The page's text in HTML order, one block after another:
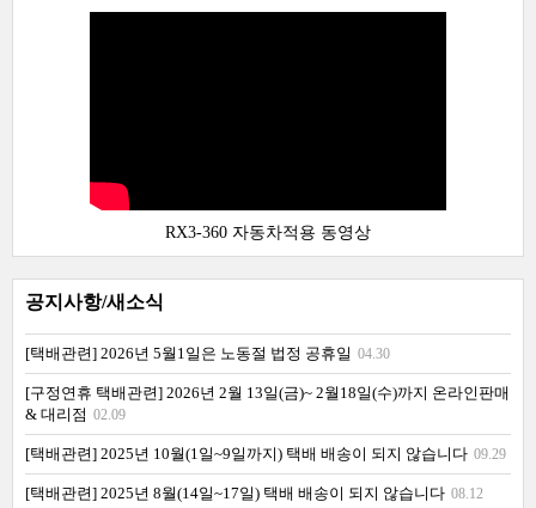
RX3-360 자동차적용 동영상
공지사항/새소식
[택배관련] 2026년 5월1일은 노동절 법정 공휴일 04.30
[구정연휴 택배관련] 2026년 2월 13일(금)~ 2월18일(수)까지 온라인판매
& 대리점 02.09
[택배관련] 2025년 10월(1일~9일까지) 택배 배송이 되지 않습니다 09.29
[택배관련] 2025년 8월(14일~17일) 택배 배송이 되지 않습니다 08.12